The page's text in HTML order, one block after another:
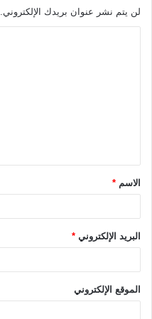
لن يتم نشر عنوان بريدك الإلكتروني.
ق
*الاسم *
البريد الإلكتروني *
الموقع الإلكتروني